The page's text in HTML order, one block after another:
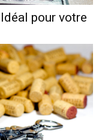
pour votre